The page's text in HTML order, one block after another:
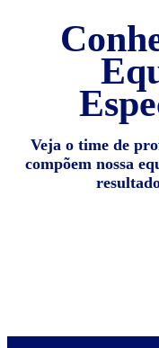
Veja o time de
compõem nossa